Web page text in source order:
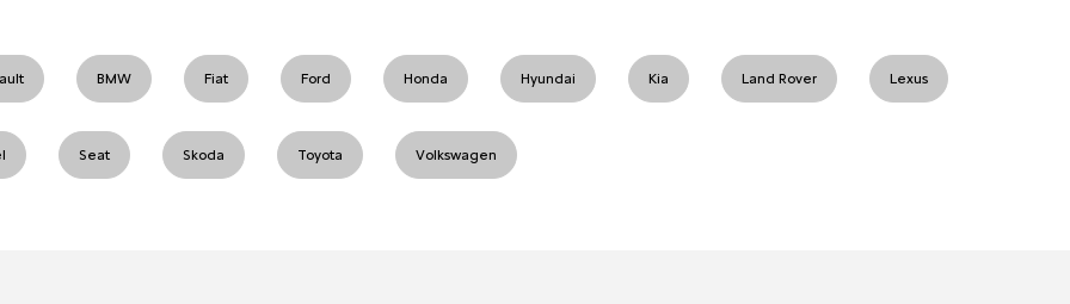
BMW Fiat Ford Honda Hyundai Kia Land Rover Lexus
Seat Skoda Toyota Volkswagen